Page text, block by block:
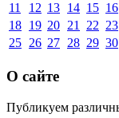
11
12 13 14 15 16
18 19 20 21 22 23
25 26 27 28 29 30
О сайте
Публикуем